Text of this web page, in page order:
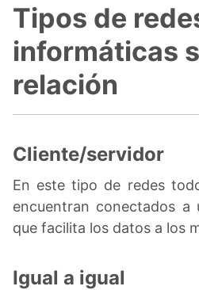
Tipos de
informáticas
relación
Cliente/servidor
En este tipo de redes
encuentran conectados a
que facilita los datos a los
Igual a igual